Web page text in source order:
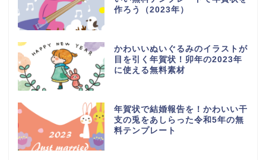
作ろう（2023年）
かわいいぬいぐるみのイラストが
目を引く年賀状！卯年の2023年
に使える無料素材
年賀状で結婚報告を！かわいい干
支の兎をあしらった令和5年の無
料テンプレート